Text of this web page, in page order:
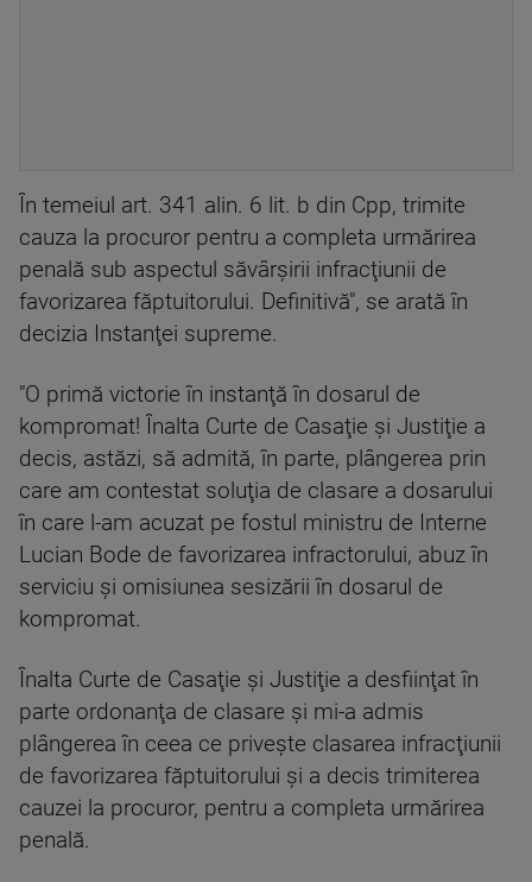
În temeiul art. 341 alin. 6 lit. b din Cpp, trimite
cauza la procuror pentru a completa urmărirea
penală sub aspectul săvârşirii infracţiunii de
favorizarea făptuitorului. Definitivă", se arată în
decizia Instanţei supreme.
"O primă victorie în instanţă în dosarul de
kompromat! Înalta Curte de Casaţie şi Justiţie a
decis, astăzi, să admită, în parte, plângerea prin
care am contestat soluţia de clasare a dosarului
în care l-am acuzat pe fostul ministru de Interne
Lucian Bode de favorizarea infractorului, abuz în
serviciu şi omisiunea sesizării în dosarul de
kompromat.
Înalta Curte de Casaţie şi Justiţie a desfiinţat în
parte ordonanţa de clasare şi mi-a admis
plângerea în ceea ce priveşte clasarea infracţiunii
de favorizarea făptuitorului şi a decis trimiterea
cauzei la procuror, pentru a completa urmărirea
penală.